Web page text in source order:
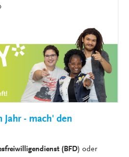
Jahr - mach' den
(BFD) oder